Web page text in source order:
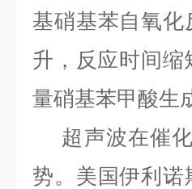
基硝基苯自氧
升，反应时间缩
量硝基苯甲酸生
超声波在催
势。美国伊利